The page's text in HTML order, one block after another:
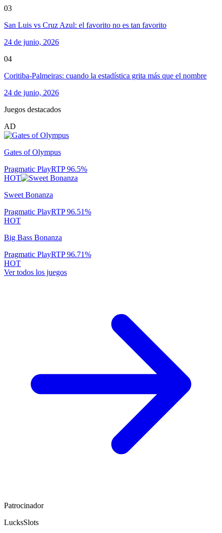
03
San Luis vs Cruz Azul: el favorito no es tan favorito
24 de junio, 2026
04
Coritiba-Palmeiras: cuando la estadística grita más que el nombre
24 de junio, 2026
Juegos destacados
AD
Gates of Olympus
Pragmatic PlayRTP96.5%
HOT
Sweet Bonanza
Pragmatic PlayRTP96.51%
HOT
Big Bass Bonanza
Pragmatic PlayRTP96.71%
HOT
Ver todos los juegos
Patrocinador
LucksSlots